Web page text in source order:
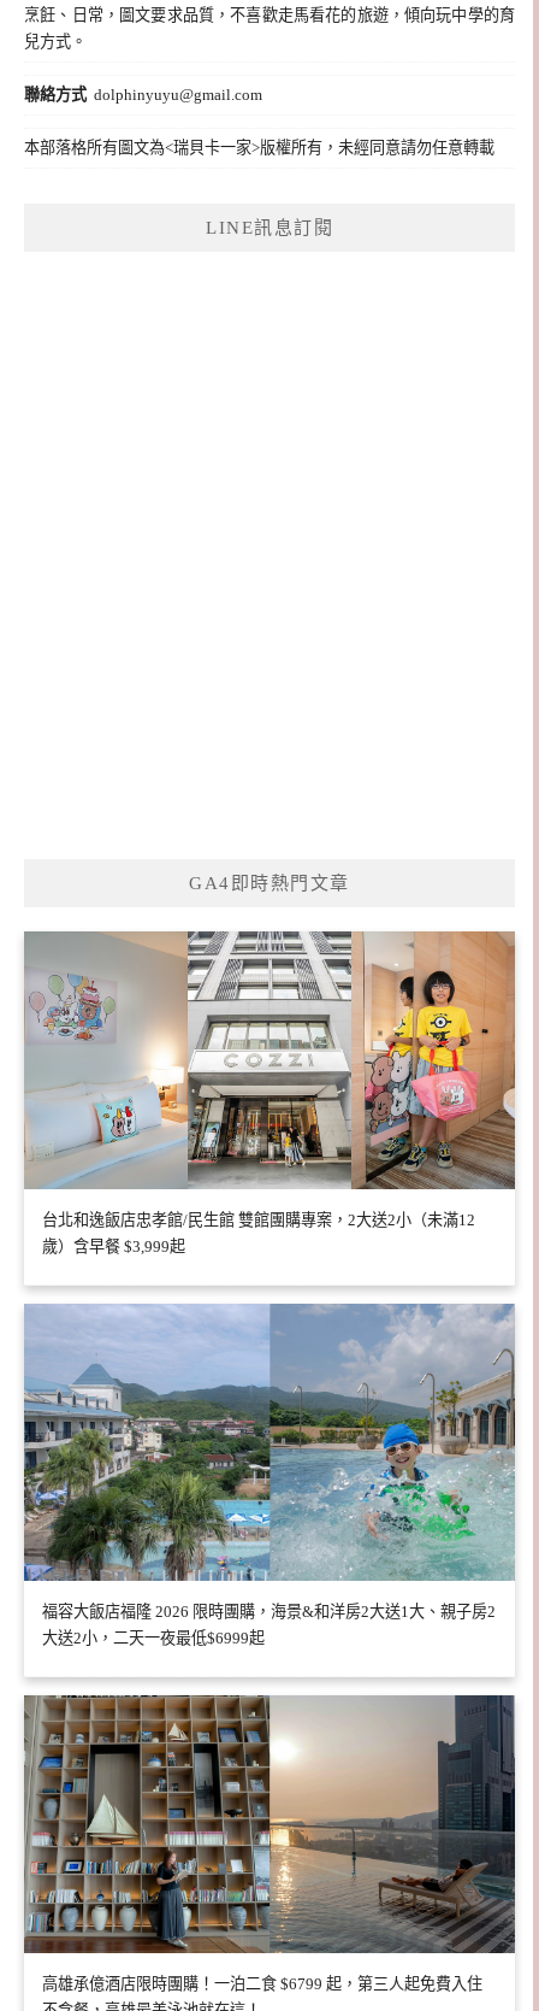
烹飪、日常，圖文要求品質，不喜歡走馬看花的旅遊，傾向玩中學的育
兒方式。
聯絡方式 dolphinyuyu@gmail.com
本部落格所有圖文為<瑞貝卡一家>版權所有，未經同意請勿任意轉載
LINE訊息訂閱
GA4即時熱門文章
台北和逸飯店忠孝館/民生館 雙館團購專案，2大送2小（未滿12
歲）含早餐 $3,999起
福容大飯店福隆 2026 限時團購，海景&和洋房2大送1大、親子房2
大送2小，二天一夜最低$6999起
高雄承億酒店限時團購！一泊二食 $6799 起，第三人起免費入住